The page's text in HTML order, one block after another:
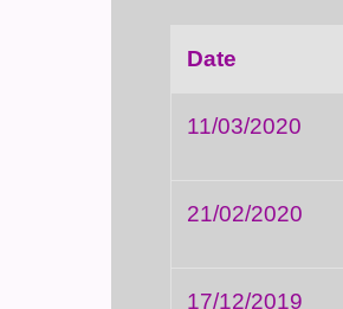
Date
11/03/2020
21/02/2020
17/12/2019